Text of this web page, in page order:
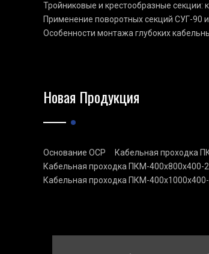
Тройниковые и крестообразные секции:
Применение поворотных секций СУГ-90
Особенности монтажа глубоких
Новая Продукция
Основание ОСР Кабельная проходка
Кабельная проходка ПКМ-400х800х400-
Кабельная проходка ПКМ-